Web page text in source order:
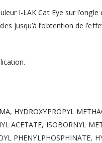
I-LAK Cat Eye sur l’ongle
jusqu’à l’obtention de
HYDROXYPROPYL
ACETATE, ISOBORNYL
PHENYLPHOSPHINATE,